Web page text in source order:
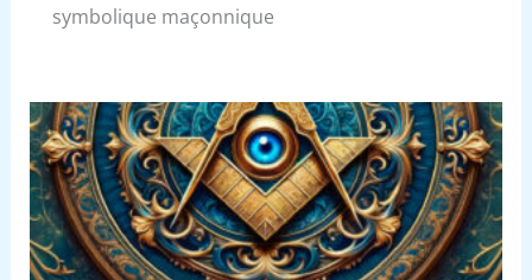
symbolique maçonnique